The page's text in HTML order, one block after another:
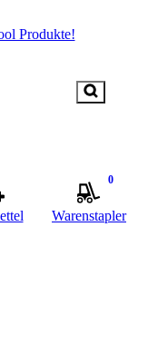
Produkte!
0
Warenstapler